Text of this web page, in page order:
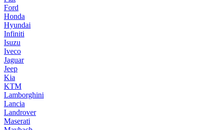
Ford
Honda
Hyundai
Infiniti
Isuzu
Iveco
Jaguar
Jeep
Kia
KTM
Lamborghini
Lancia
Landrover
Maserati